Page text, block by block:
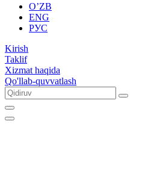
O’ZB
ENG
РУС
Kirish
Taklif
Xizmat haqida
Qo'llab-quvvatlash